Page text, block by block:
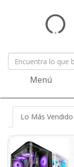
Menú
Lo Más Vendido